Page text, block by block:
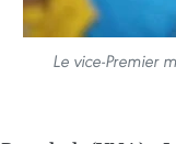
Le vice-Premier